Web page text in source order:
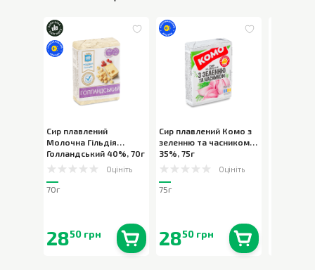
Сир плавлений
Молочна Гільдія
Голландський 40%, 70г
Оцініть
70г
2850 грн
Сир плавлений Комо з
зеленню та часником
35%, 75г
Оцініть
75г
2850 грн